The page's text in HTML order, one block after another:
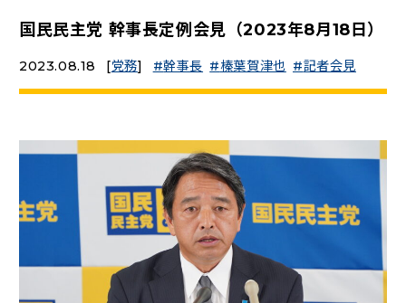
こくみんうさぎの部屋
参加・サポート
（新しいタブで開く）
こくみんオンラインスクール（新しいタブで開く）
国民民主党学生部（新しいタブで開く）
二次創作ガイドライン（新しいタブで開く）
プライバシーポリシー
国民民主党 幹事長定例会見（2023年8月18日）
2023.08.18 [党務] 幹事長 榛葉賀津也 記者会見